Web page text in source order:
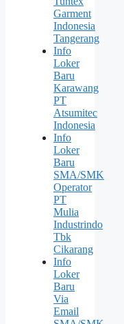
Garment
Indonesia
Tangerang
Info
Loker
Baru
Karawang
PT
Atsumitec
Indonesia
Info
Loker
Baru
SMA/SMK
Operator
PT
Mulia
Industrindo
Tbk
Cikarang
Info
Loker
Baru
Via
Email